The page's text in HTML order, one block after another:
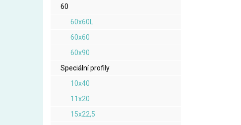
60
60x60L
60x60
60x90
Speciální profily
10x40
11x20
15x22,5